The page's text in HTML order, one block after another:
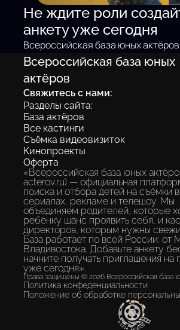
Не ждите роли
анкету уже сегодня
Всероссийская база юных
не просто доска объявлений. Это
экосистема, где каждый ребенок
получает шанс быть замеченным
«знакомств» и протекций.
Всероссийская база юных
актёров
Свяжитесь с нами:
Разделы сайта:
База актёров
Все кастинги
Съёмка видеовизиток
Кинопроекты
Оферта
«Всероссийская база юных
acterov.ru) — официальная
поиска и отбора детей на съёмки
сериалах, рекламе и телешоу. Мы
объединяем родителей, которые
ребёнку шанс проявить себя, и
директоров, которым нужны
База работает по всей России: от
Владивостока. Добавьте анкету
начните получать приглашения на
уже сегодня».
Права защищены © 2026 Всероссийская база
Политика конфеденциальности
Положение об обработке